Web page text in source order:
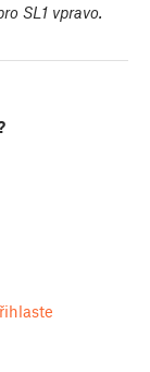
SL1 vpravo.